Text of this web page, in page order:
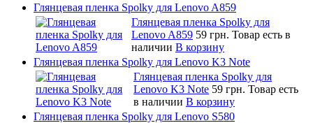
Глянцевая пленка Spolky для Lenovo A859
Глянцевая пленка Spolky для
Lenovo A859 59 грн. Товар есть в
наличии В корзину
Глянцевая пленка Spolky для Lenovo K3 Note
Глянцевая пленка Spolky для
Lenovo K3 Note 59 грн. Товар есть
в наличии В корзину
Глянцевая пленка Spolky для Lenovo S580